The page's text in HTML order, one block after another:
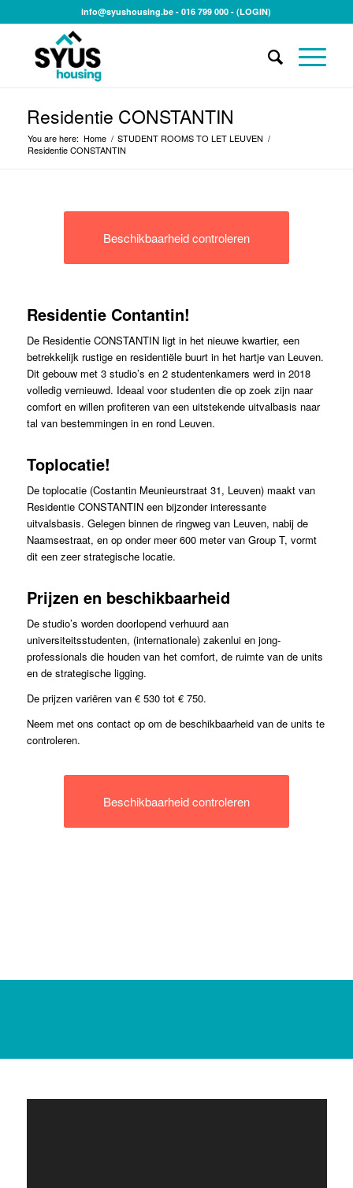
info@syushousing.be - 016 799 000 -(LOGIN)
Residentie CONSTANTIN
You are here: Home / STUDENT ROOMS TO LET LEUVEN /
Residentie CONSTANTIN
Beschikbaarheid controleren
Residentie Contantin!
De Residentie CONSTANTIN ligt in het nieuwe kwartier, een
betrekkelijk rustige en residentiële buurt in het hartje van Leuven.
Dit gebouw met 3 studio’s en 2 studentenkamers werd in 2018
volledig vernieuwd. Ideaal voor studenten die op zoek zijn naar
comfort en willen profiteren van een uitstekende uitvalbasis naar
tal van bestemmingen in en rond Leuven.
Toplocatie!
De toplocatie (Costantin Meunieurstraat 31, Leuven) maakt van
Residentie CONSTANTIN een bijzonder interessante
uitvalsbasis. Gelegen binnen de ringweg van Leuven, nabij de
Naamsestraat, en op onder meer 600 meter van Group T, vormt
dit een zeer strategische locatie.
Prijzen en beschikbaarheid
De studio’s worden doorlopend verhuurd aan
universiteitsstudenten, (internationale) zakenlui en jong-
professionals die houden van het comfort, de ruimte van de units
en de strategische ligging.
De prijzen variëren van € 530 tot € 750.
Neem met ons contact op om de beschikbaarheid van de units te
controleren.
Beschikbaarheid controleren